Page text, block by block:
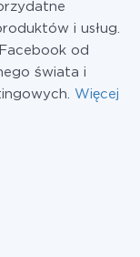
i usług.
od
świata i
Więcej